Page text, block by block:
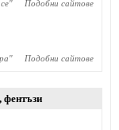
" Подобни сайтове
" Подобни сайтове
, фентъзи